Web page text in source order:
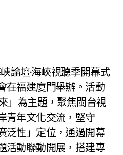
在福建廈門舉辦。活動
」為主題，聚焦閩台視
青年文化交流，堅守
泛性」定位，通過開幕
活動聯動開展，搭建專